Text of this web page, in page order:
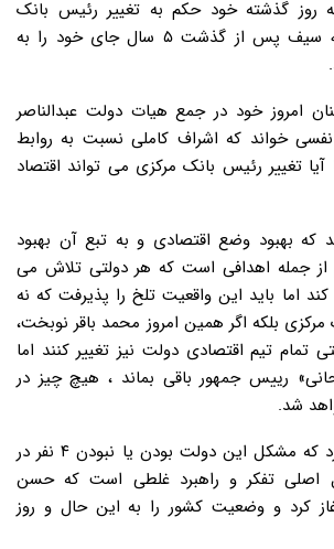
روز گذشته خود حکم به تغییر رئیس بانک
مرکزی داد تا ولی الله سیف پس از گذشت ۵ سال جای خود را به
امروز خود در جمع هیات دولت عبدالناصر
خواند که اشراف کاملی نسبت به روابط
آیا تغییر رئیس بانک مرکزی می تواند اقتصاد
که بهبود وضع اقتصادی و به تبع آن بهبود
از جمله اهدافی است که هر دولتی تلاش می
اما باید این واقعیت تلخ را پذیرفت که نه
مرکزی بلکه اگر همین امروز محمد باقر نوبخت،
تمام تیم اقتصادی دولت نیز تغییر کنند اما
رییس جمهور باقی بماند ، هیچ چیز در
شد.
در واقع باید اذعان کرد که مشکل این دولت بودن یا نبودن ۴ نفر در
اصلی تفکر و راهبرد غلطی است که حسن
از سال ۹۲ آغاز کرد و وضعیت کشور را به این حال و روز